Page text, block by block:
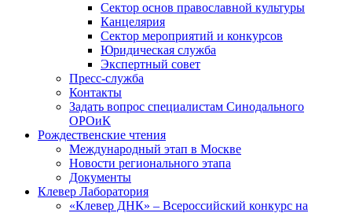
Сектор основ православной культуры
Канцелярия
Сектор мероприятий и конкурсов
Юридическая служба
Экспертный совет
Пресс-служба
Контакты
Задать вопрос специалистам Синодального
ОРОиК
Рождественские чтения
Международный этап в Москве
Новости регионального этапа
Документы
Клевер Лаборатория
«Клевер ДНК» – Всероссийский конкурс на